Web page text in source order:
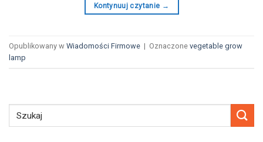
Kontynuuj czytanie →
Opublikowany w Wiadomości Firmowe | Oznaczone vegetable grow
lamp